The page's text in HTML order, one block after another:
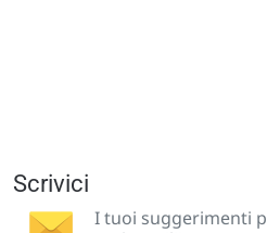
Scrivici
I tuoi suggerimenti